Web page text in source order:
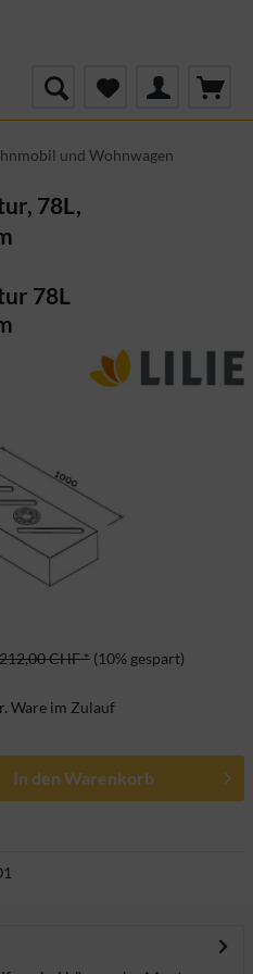
und Wohnwagen
78L,
78L
212,00 CHF * (10% gespart)
Ware im Zulauf
In den Warenkorb